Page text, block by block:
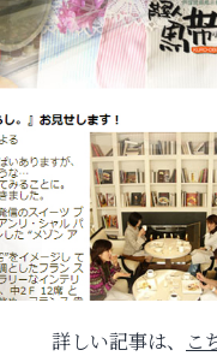
詳しい記事は、 こ